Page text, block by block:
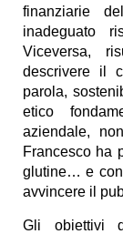
finanziarie
inadeguato
Viceversa,
descrivere il
parola,
etico
aziendale,
Francesco ha
glutine… e con
avvincere il
Gli obiettivi